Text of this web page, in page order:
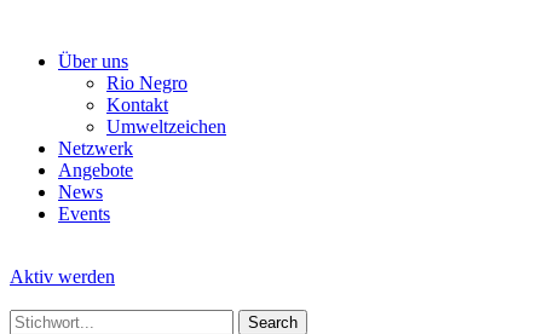
Über uns
Rio Negro
Kontakt
Umweltzeichen
Netzwerk
Angebote
News
Events
Aktiv werden